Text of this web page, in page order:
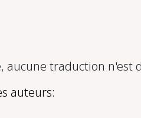
aucune traduction n'est
auteurs: